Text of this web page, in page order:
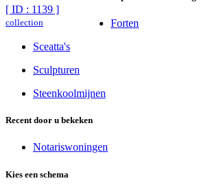
[ ID : 1139 ]
collection
Forten
Sceatta's
Sculpturen
Steenkoolmijnen
Recent door u bekeken
Notariswoningen
Kies een schema